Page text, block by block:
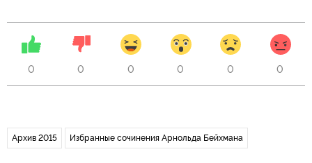
0 0 0 0 0 0
Архив 2015 Избранные сочинения Арнольда Бейхмана